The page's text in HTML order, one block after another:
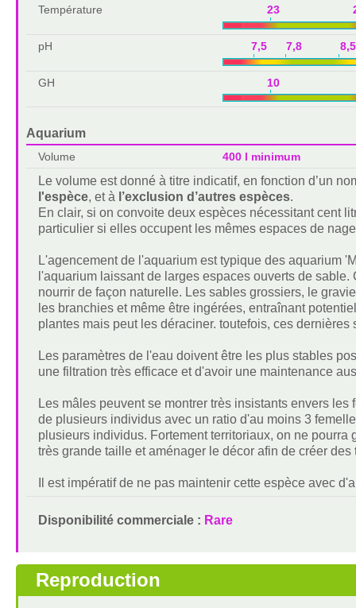
Température 23
pH 7,5 7,8
GH 10
Aquarium
Volume 400 l minimum
Le volume est donné à titre indicatif, en fonction d’un
l'espèce, et à l’exclusion d’autres espèces.
En clair, si on convoite deux espèces nécessitant cent
particulier si elles occupent les mêmes espaces de
L'agencement de l'aquarium est typique des aquarium
l'aquarium laissant de larges espaces ouverts de
nourrir de façon naturelle. Les sables grossiers, le
les branchies et même être ingérées, entraînant
plantes mais peut les déraciner. toutefois, ces
Les paramètres de l'eau doivent être les plus stables
une filtration très efficace et d'avoir une maintenance
Les mâles peuvent se montrer très insistants envers
de plusieurs individus avec un ratio d'au moins 3
plusieurs individus. Fortement territoriaux, on ne
très grande taille et aménager le décor afin de créer des
Il est impératif de ne pas maintenir cette espèce avec
Disponibilité commerciale : Rare
Reproduction